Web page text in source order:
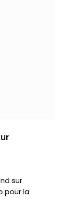
sur
pour la